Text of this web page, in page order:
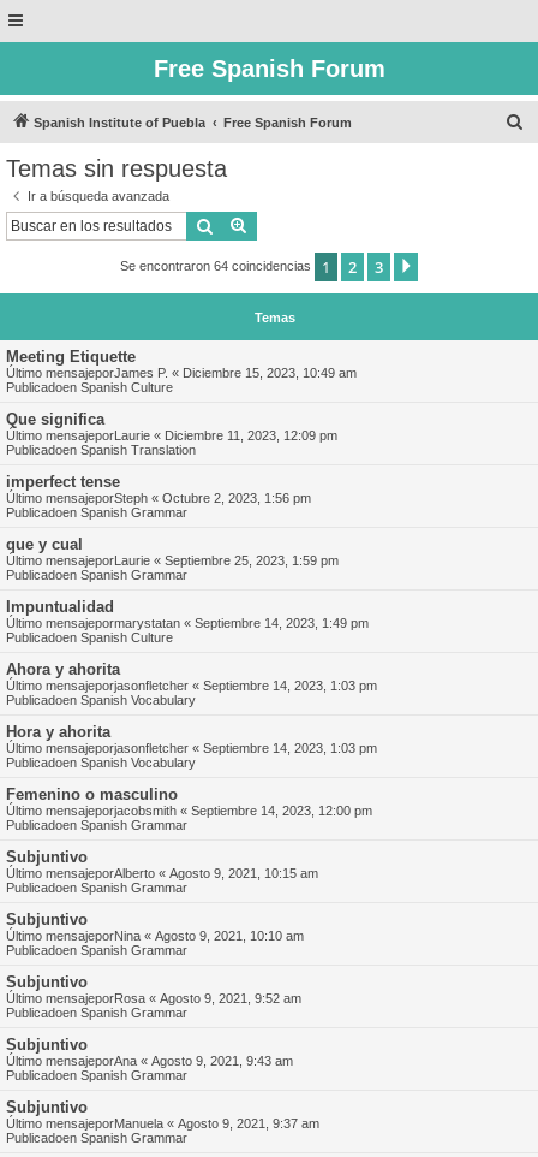
Free Spanish Forum
Spanish Institute of Puebla Free Spanish Forum
Temas sin respuesta
Ir a búsqueda avanzada
Buscar
Se encontraron 64 coincidencias 1 2 3
Temas
Meeting Etiquette
Último mensajeporJames P. « Diciembre 15, 2023, 10:49 am
Publicadoen Spanish Culture
Que significa
Último mensajeporLaurie « Diciembre 11, 2023, 12:09 pm
Publicadoen Spanish Translation
imperfect tense
Último mensajeporSteph « Octubre 2, 2023, 1:56 pm
Publicadoen Spanish Grammar
que y cual
Último mensajeporLaurie « Septiembre 25, 2023, 1:59 pm
Publicadoen Spanish Grammar
Impuntualidad
Último mensajepormarystatan « Septiembre 14, 2023, 1:49 pm
Publicadoen Spanish Culture
Ahora y ahorita
Último mensajeporjasonfletcher « Septiembre 14, 2023, 1:03 pm
Publicadoen Spanish Vocabulary
Hora y ahorita
Último mensajeporjasonfletcher « Septiembre 14, 2023, 1:03 pm
Publicadoen Spanish Vocabulary
Femenino o masculino
Último mensajeporjacobsmith « Septiembre 14, 2023, 12:00 pm
Publicadoen Spanish Grammar
Subjuntivo
Último mensajeporAlberto « Agosto 9, 2021, 10:15 am
Publicadoen Spanish Grammar
Subjuntivo
Último mensajeporNina « Agosto 9, 2021, 10:10 am
Publicadoen Spanish Grammar
Subjuntivo
Último mensajeporRosa « Agosto 9, 2021, 9:52 am
Publicadoen Spanish Grammar
Subjuntivo
Último mensajeporAna « Agosto 9, 2021, 9:43 am
Publicadoen Spanish Grammar
Subjuntivo
Último mensajeporManuela « Agosto 9, 2021, 9:37 am
Publicadoen Spanish Grammar